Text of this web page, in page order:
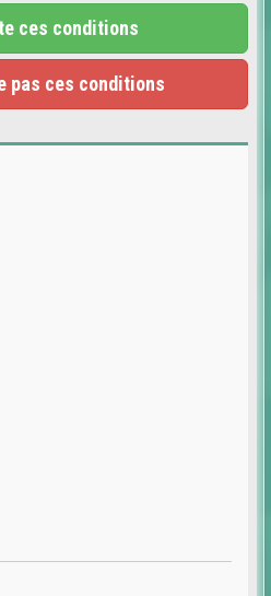
ces conditions
pas ces conditions